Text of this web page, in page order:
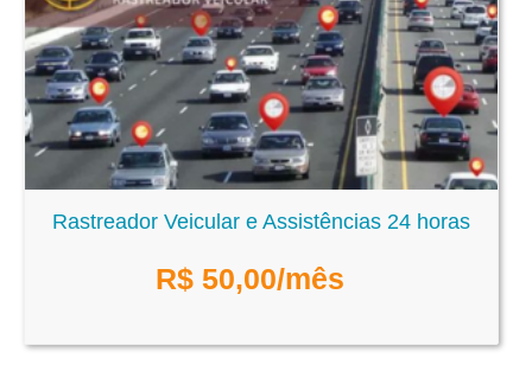
Rastreador Veicular e Assistências 24 horas
R$ 50,00/mês